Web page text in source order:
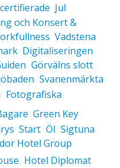
Jul
och Konsert &
Vadstena
Digitaliseringen
Görvälns slott
Svanenmärkta
Fotografiska
Green Key
Start Öl Sigtuna
Hotel Group
Hotel Diplomat